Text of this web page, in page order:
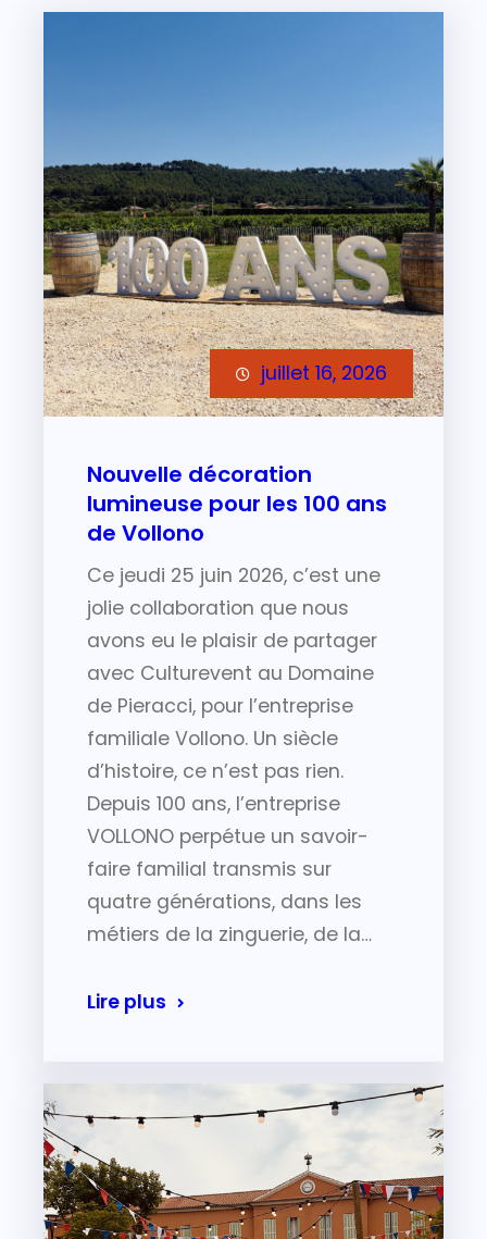
juillet 16, 2026
Nouvelle décoration
lumineuse pour les 100 ans
de Vollono
Ce jeudi 25 juin 2026, c’est une
jolie collaboration que nous
avons eu le plaisir de partager
avec Culturevent au Domaine
de Pieracci, pour l’entreprise
familiale Vollono. Un siècle
d’histoire, ce n’est pas rien.
Depuis 100 ans, l’entreprise
VOLLONO perpétue un savoir-
faire familial transmis sur
quatre générations, dans les
métiers de la zinguerie, de la…
Lire plus